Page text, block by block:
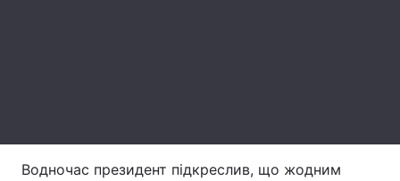
Водночас президент підкреслив, що жодним